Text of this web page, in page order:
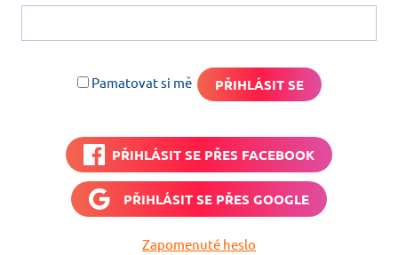
Pamatovat si mě
PŘIHLÁSIT SE PŘES FACEBOOK
PŘIHLÁSIT SE PŘES GOOGLE
Zapomenuté heslo